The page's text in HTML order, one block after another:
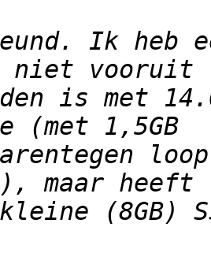
Ik heb
is met
(8GB)